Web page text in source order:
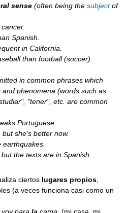
sense (often being thesubjectof
Spanish.
in California.
than football (soccer).
in common phrases which
phenomena (words such as
"tener", etc. are common
Portuguese.
she's better now.
earthquakes.
the texts are in Spanish.
ciertos lugares propios
(a veces funciona casi como un